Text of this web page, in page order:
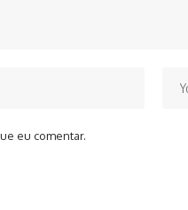
eu comentar.